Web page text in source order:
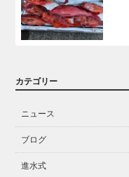
カテゴリー
ニュース
ブログ
進水式